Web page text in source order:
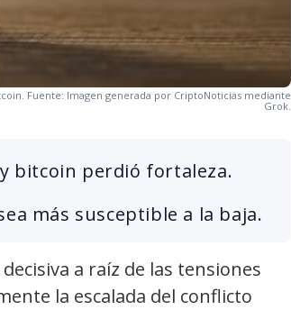
Fuente: Imagen generada por CriptoNoticias mediante
Grok.
bitcoin perdió fortaleza.
más susceptible a la baja.
a raíz de las tensiones
la escalada del conflicto